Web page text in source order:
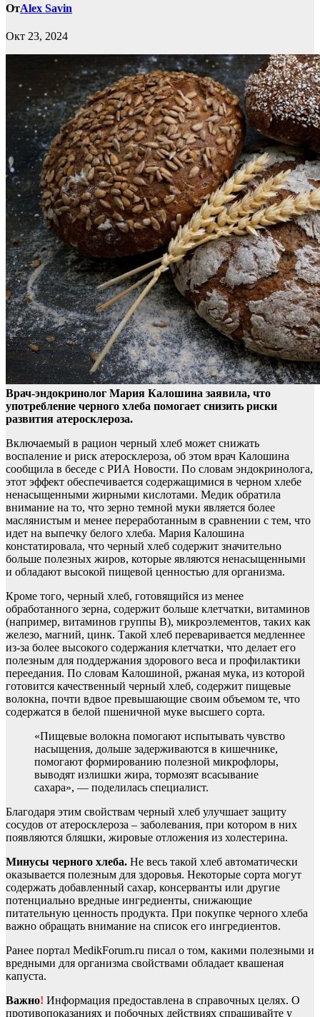
ОтAlex Savin
Окт 23, 2024
Врач-эндокринолог Мария Калошина заявила, что
употребление черного хлеба помогает снизить риски
развития атеросклероза.
Включаемый в рацион черный хлеб может снижать
воспаление и риск атеросклероза, об этом врач Калошина
сообщила в беседе с РИА Новости. По словам эндокринолога,
этот эффект обеспечивается содержащимися в черном хлебе
ненасыщенными жирными кислотами. Медик обратила
внимание на то, что зерно темной муки является более
маслянистым и менее переработанным в сравнении с тем, что
идет на выпечку белого хлеба. Мария Калошина
констатировала, что черный хлеб содержит значительно
больше полезных жиров, которые являются ненасыщенными
и обладают высокой пищевой ценностью для организма.
Кроме того, черный хлеб, готовящийся из менее
обработанного зерна, содержит больше клетчатки, витаминов
(например, витаминов группы В), микроэлементов, таких как
железо, магний, цинк. Такой хлеб переваривается медленнее
из-за более высокого содержания клетчатки, что делает его
полезным для поддержания здорового веса и профилактики
переедания. По словам Калошиной, ржаная мука, из которой
готовится качественный черный хлеб, содержит пищевые
волокна, почти вдвое превышающие своим объемом те, что
содержатся в белой пшеничной муке высшего сорта.
«Пищевые волокна помогают испытывать чувство
насыщения, дольше задерживаются в кишечнике,
помогают формированию полезной микрофлоры,
выводят излишки жира, тормозят всасывание
сахара», — поделилась специалист.
Благодаря этим свойствам черный хлеб улучшает защиту
сосудов от атеросклероза – заболевания, при котором в них
появляются бляшки, жировые отложения из холестерина.
Минусы черного хлеба. Не весь такой хлеб автоматически
оказывается полезным для здоровья. Некоторые сорта могут
содержать добавленный сахар, консерванты или другие
потенциально вредные ингредиенты, снижающие
питательную ценность продукта. При покупке черного хлеба
важно обращать внимание на список его ингредиентов.
Ранее портал MedikForum.ru писал о том, какими полезными и
вредными для организма свойствами обладает квашеная
капуста.
Важно! Информация предоставлена в справочных целях. О
противопоказаниях и побочных действиях спрашивайте у